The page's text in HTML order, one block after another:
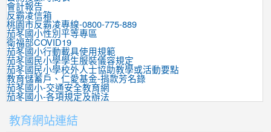
會計報告
反霸凌信箱
桃園市反霸凌專線-0800-775-889
茄苳國小性別平等專區
衛福部COVID19
茄苳國小行動載具使用規範
茄苳國民小學學生服裝儀容規定
茄苳國民小學校外人士協助教學或活動要點
教育儲蓄戶、仁愛基金-捐款芳名錄
茄苳國小-交通安全教育網
茄苳國小-各項規定及辦法
教育網站連結